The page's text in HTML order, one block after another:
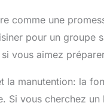
comme une
pour un groupe
vous aimez
la manutention: la
Si vous cherchez